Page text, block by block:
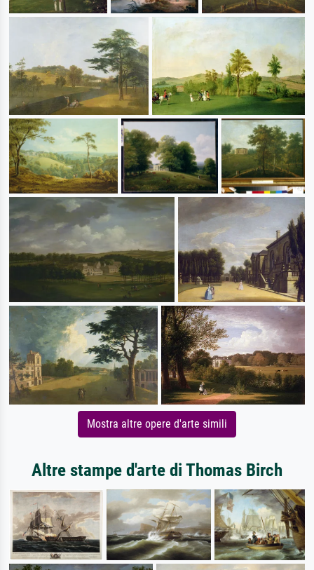
Mostra altre opere d'arte simili
Altre stampe d'arte di Thomas Birch